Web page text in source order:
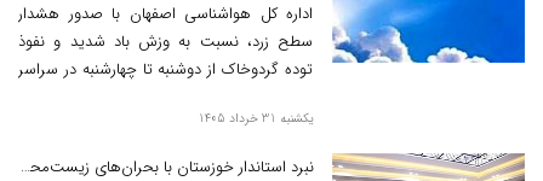
سهمگین و کاهش شدید کیفیت هوای
اصفهان
اداره کل هواشناسی اصفهان با صدور هشدار
سطح زرد، نسبت به وزش باد شدید و نفوذ
توده گردوخاک از دوشنبه تا چهارشنبه در سراسر
یکشنبه 31 خرداد 1405
نبرد استاندار خوزستان با بحران‌های زیست‌محیطی؛